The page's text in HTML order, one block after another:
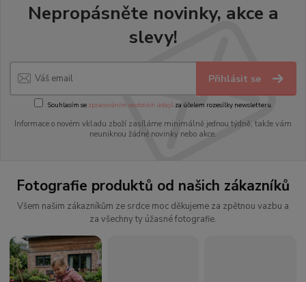
Nepropásněte novinky, akce a
slevy!
Přihlásit se
Souhlasím se zpracováním osobních údajůza účelem rozesílky newsletteru.
Informace o novém vkladu zboží zasíláme minimálně jednou týdně, takže vám
neuniknou žádné novinky nebo akce.
Fotografie produktů od našich zákazníků
Všem našim zákazníkům ze srdce moc děkujeme za zpětnou vazbu a
za všechny ty úžasné fotografie.